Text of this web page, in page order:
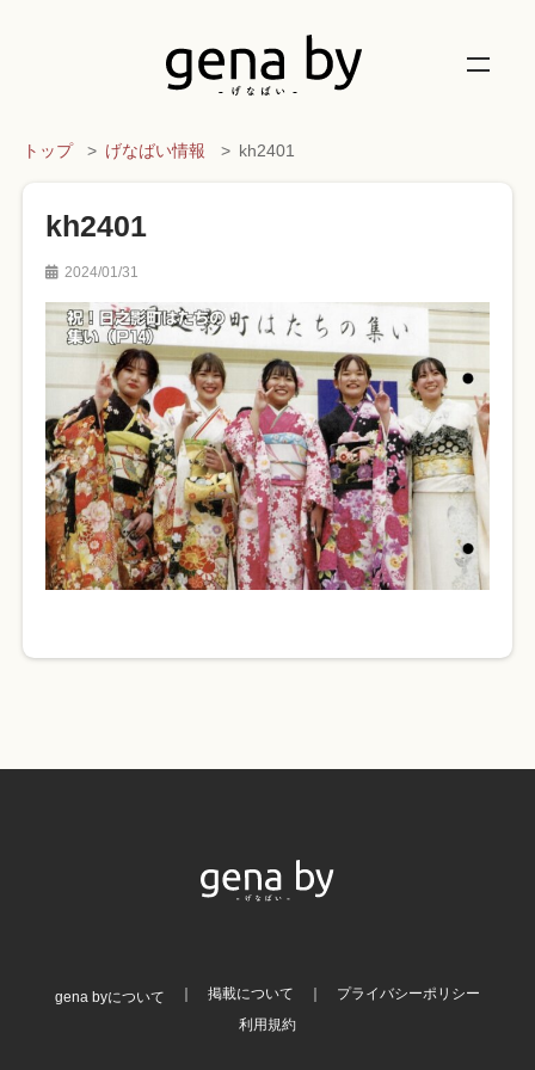
トップ げなばい情報 kh2401
kh2401
2024/01/31
gena byについて 掲載について
プライバシーポリシー
利用規約